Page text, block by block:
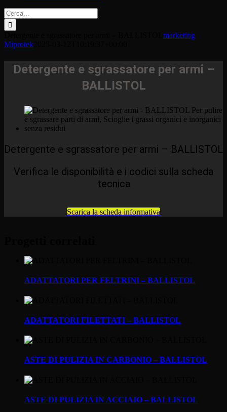
Cerca
per:
marketing
Miprotek
Detergente e sgrassatore per armi –
BALLISTOL
Detergente e sgrassatore per armi – BALLISTOL
Verifica le disponibilità e i codici sulla scheda
tecnica
Scarica la scheda informativa
ADATTATORI PER FELTRINI – BALLISTOL
ADATTATORI FILETTATI – BALLISTOL
ASTE DI PULIZIA IN CARBONIO – BALLISTOL
ASTE DI PULIZIA IN ACCIAIO – BALLISTOL